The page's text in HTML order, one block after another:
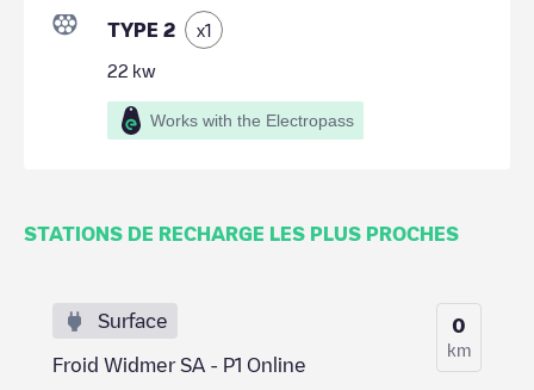
TYPE 2 x1
22 kw
Works with the Electropass
STATIONS DE RECHARGE LES PLUS PROCHES
Surface
Froid Widmer SA - P1 Online
0
km